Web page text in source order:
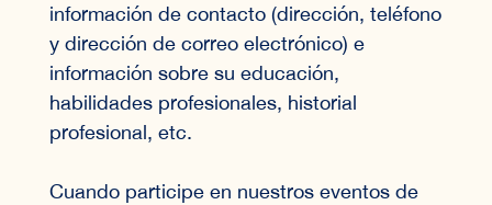
información de contacto (dirección, teléfono
y dirección de correo electrónico) e
información sobre su educación,
habilidades profesionales, historial
profesional, etc.
Cuando participe en nuestros eventos de